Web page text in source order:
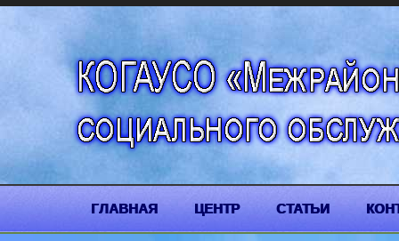
ГЛАВНАЯ ЦЕНТР СТАТЬИ